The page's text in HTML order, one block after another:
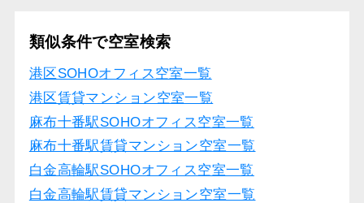
類似条件で空室検索
港区SOHOオフィス空室一覧
港区賃貸マンション空室一覧
麻布十番駅SOHOオフィス空室一覧
麻布十番駅賃貸マンション空室一覧
白金高輪駅SOHOオフィス空室一覧
白金高輪駅賃貸マンション空室一覧